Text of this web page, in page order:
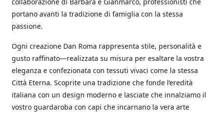
portano avanti la tradizione di famiglia con la stessa
passione.
Ogni creazione Dan Roma rappresenta stile, personalità e
gusto raffinato—realizzata su misura per esaltare la vostra
eleganza e confezionata con tessuti vivaci come la stessa
Città Eterna. Scoprite una tradizione che fonde l’eredità
italiana con un design moderno e lasciate che innalziamo il
vostro guardaroba con capi che incarnano la vera arte